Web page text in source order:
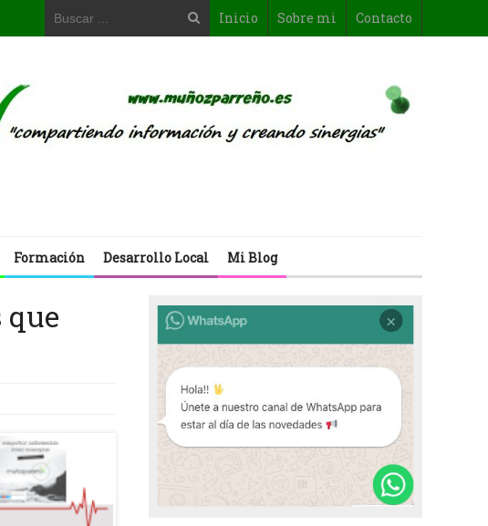
Inicio Sobre mi Contacto
Formación Desarrollo Local Mi Blog
que